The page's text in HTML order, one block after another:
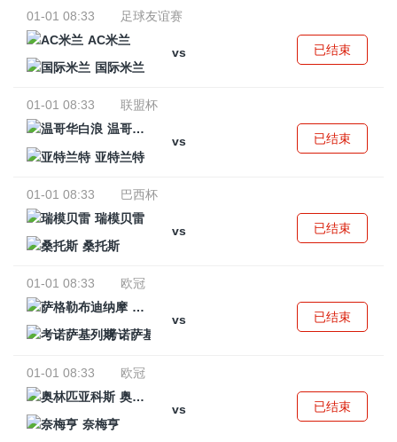
01-01 08:33
足球友谊赛
AC米兰
vs
国际米兰
已结束
01-01 08:33
联盟杯
温哥华白浪
vs
亚特兰特
已结束
01-01 08:33
巴西杯
瑞模贝雷
vs
桑托斯
已结束
01-01 08:33
欧冠
萨格勒布迪纳摩
vs
考诺萨基列斯
已结束
01-01 08:33
欧冠
奥林匹亚科斯
vs
奈梅亨
已结束